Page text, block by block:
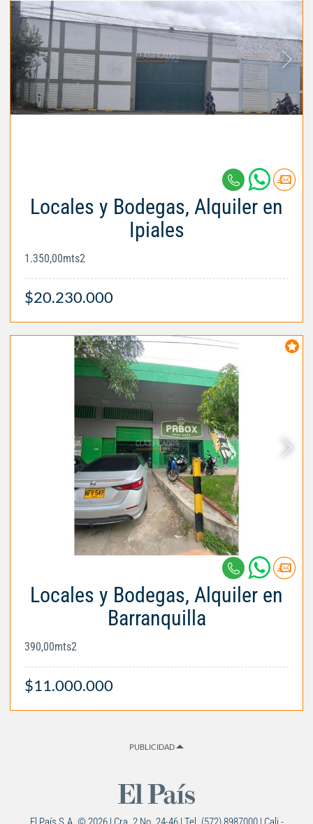
Locales y Bodegas, Alquiler en
Ipiales
1.350,00mts2
$20.230.000
Locales y Bodegas, Alquiler en
Barranquilla
390,00mts2
$11.000.000
PUBLICIDAD